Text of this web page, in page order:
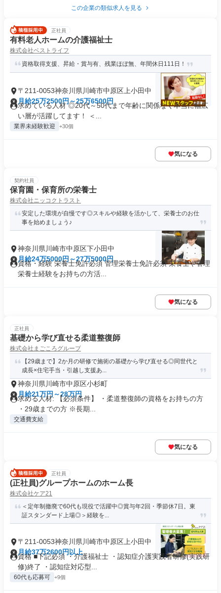
この企業の類似求人を見る
正社員
有料老人ホームの介護福祉士
株式会社ベストライフ
資格取得支援、昇給・賞与有、残業ほぼ無、年間休日111日！
〒211-0053神奈川県川崎市中原区上小田中
月給25万2500円～25万6500円
求めている人材 ◎20代～50代まで年齢に関係なく本当に幅広
い層が活躍してます！ ＜...
業界未経験歓迎 +30個
気になる
契約社員
保育園・保育所の栄養士
株式会社ニッコクトラスト
安定した環境が自慢です◎スキルや経験を活かして、栄養士のお仕
事を始めましょう♪
神奈川県川崎市中原区下小田中
月給24万5000円～27万5000円
資格・経験 栄養士免許必須 管理栄養士免許必須 栄養士や管理
栄養士経験をお持ちの方活...
気になる
正社員
基礎から学び直せる柔道整復師
株式会社まごころグループ
【29歳まで】2か月の研修で施術の基礎から学び直せる◎同世代と
成長×住宅手当・引越し支援あ...
神奈川県川崎市中原区小杉町
月給21万円～28万円
求める人材: 【必須条件】 ・柔道整復師の資格をお持ちの方
・29歳までの方 ※長期...
交通費支給
気になる
正社員
(正社員)グループホームのホーム長
株式会社ケア21
＜定年制撤廃で60代も現役で活躍中◎賞与年2回・季節休7日。東
証スタンダード上場◎＞経験を...
〒211-0053神奈川県川崎市中原区上小田中
月給37万2600円以上
資格 ■下記必須 ・介護福祉士 ・認知症介護実践者研修(実践研
修)終了 ・認知症対応型...
60代も応募可 +9個